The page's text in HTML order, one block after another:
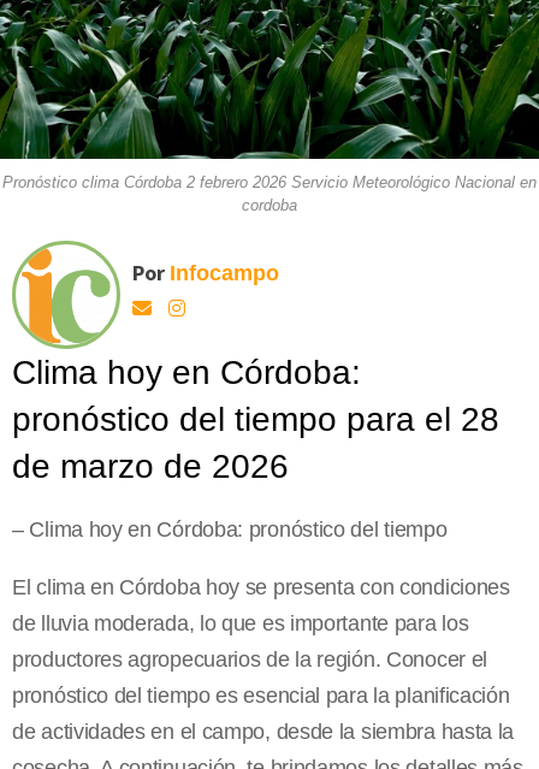
Pronóstico clima Córdoba 2 febrero 2026 Servicio Meteorológico Nacional en
cordoba
Por Infocampo
Clima hoy en Córdoba:
pronóstico del tiempo para el 28
de marzo de 2026
– Clima hoy en Córdoba: pronóstico del tiempo
El clima en Córdoba hoy se presenta con condiciones
de lluvia moderada, lo que es importante para los
productores agropecuarios de la región. Conocer el
pronóstico del tiempo es esencial para la planificación
de actividades en el campo, desde la siembra hasta la